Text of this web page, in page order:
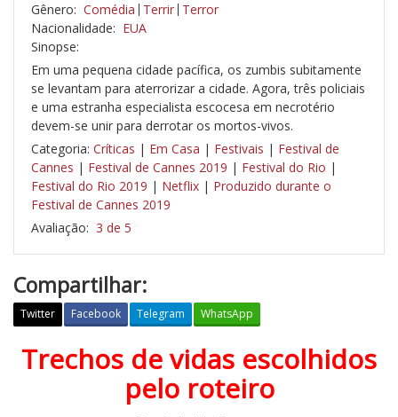
Gênero: Comédia Terrir Terror
Nacionalidade: EUA
Sinopse:
Em uma pequena cidade pacífica, os zumbis subitamente
se levantam para aterrorizar a cidade. Agora, três policiais
e uma estranha especialista escocesa em necrotério
devem-se unir para derrotar os mortos-vivos.
Categoria: Críticas | Em Casa | Festivais | Festival de
Cannes | Festival de Cannes 2019 | Festival do Rio |
Festival do Rio 2019 | Netflix | Produzido durante o
Festival de Cannes 2019
Avaliação: 3 de 5
Compartilhar:
Twitter Facebook Telegram WhatsApp
OTrechos de vidas escolhidos
pelo roteiro